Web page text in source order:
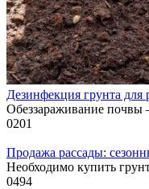
Дезинфекция грунта для
Обеззараживание почвы
0201
Продажа рассады:
Необходимо купить
0494